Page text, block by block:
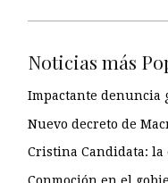
Noticias más
Impactante denuncia
Nuevo decreto de
Cristina Candidata:
Conmoción en el